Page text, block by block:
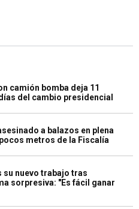
camión bomba deja 11
del cambio presidencial
a balazos en plena
metros de la Fiscalía
su nuevo trabajo tras
sorpresiva: "Es fácil ganar